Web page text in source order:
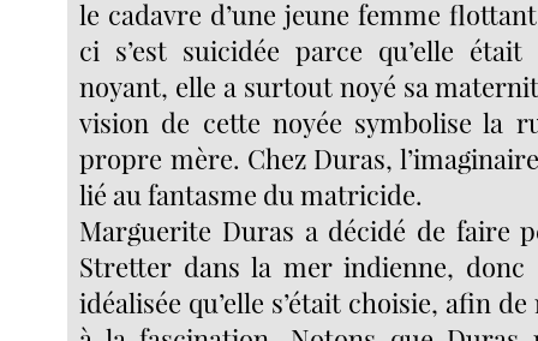
le cadavre d’une jeune femme
ci s’est suicidée parce qu’elle
noyant, elle a surtout noyé sa
vision de cette noyée symbolise la
propre mère. Chez Duras,
lié au fantasme du matricide.
Marguerite Duras a décidé de faire
Stretter dans la mer indienne,
idéalisée qu’elle s’était choisie, afin